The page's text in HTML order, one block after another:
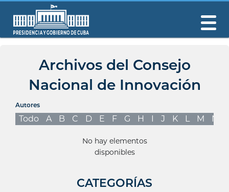
Archivos del Consejo
Nacional de Innovación
Autores
Todo A B C D E F G H I J K L M N
No hay elementos
disponibles
CATEGORÍAS